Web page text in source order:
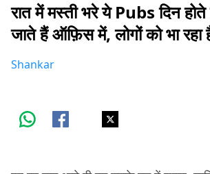
रात में मस्ती भरे ये Pubs दिन होते
जाते हैं ऑफ़िस में, लोगों को भा रहा
Shankar